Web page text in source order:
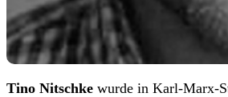
Tino Nitschke wurde in Karl-Marx-